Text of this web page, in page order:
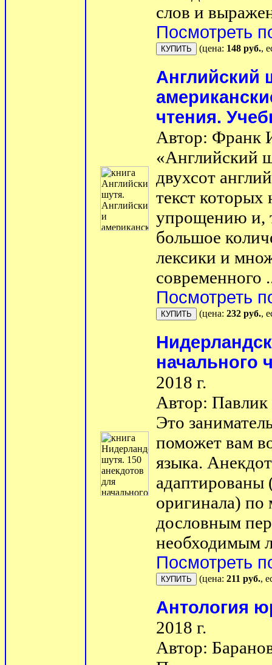
слов и
Посмотреть
(цена: 148 руб.,
Английский
чтения.
Автор: Франк
«Английский
двухсот
текст которых
упрощению и,
большое
лексики и
современного
Посмотреть
(цена: 232 руб.,
начального
2018 г.
Автор:
Это
поможет вам
языка.
адаптированы
оригинала)
дословным
необходимым
Посмотреть
(цена: 211 руб.,
Антология
2018 г.
Автор: